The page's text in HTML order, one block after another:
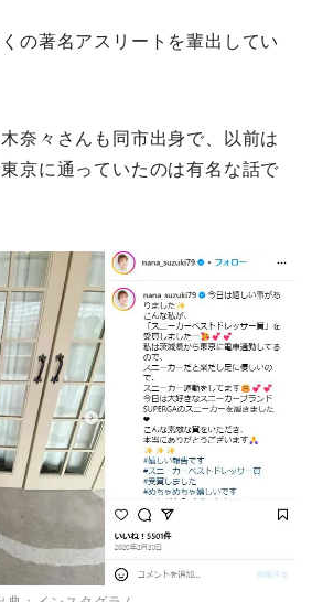
の著名アスリートを輩出してい
奈々さんも同市出身で、以前は
京に通っていたのは有名な話で